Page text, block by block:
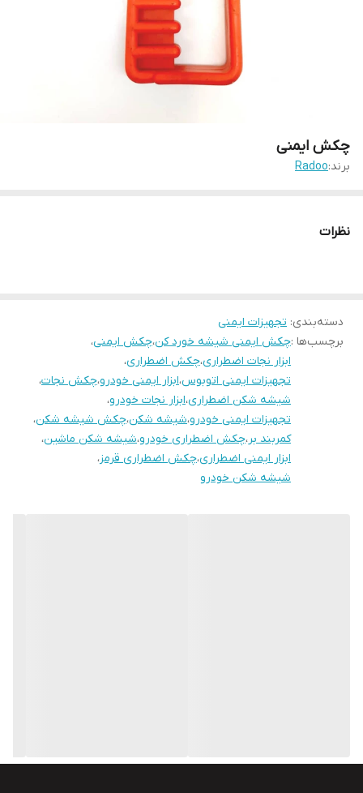
چکش ایمنی
برند:Radoo
نظرات
دسته‌بندی: تجهیزات ایمنی
برچسب‌ها :چکش ایمنی شیشه خورد کن،چکش ایمنی،
ابزار نجات اضطراری،چکش اضطراری،
تجهیزات ایمنی اتوبوس،ابزار ایمنی خودرو،چکش نجات،
شیشه شکن اضطراری،ابزار نجات خودرو،
تجهیزات ایمنی خودرو،شیشه شکن،چکش شیشه شکن،
کمربند بر،چکش اضطراری خودرو،شیشه شکن ماشین،
ابزار ایمنی اضطراری،چکش اضطراری قرمز،
شیشه شکن خودرو